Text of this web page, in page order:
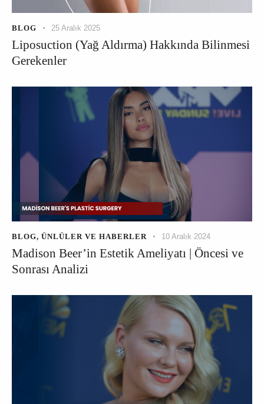
BLOG 25 Aralık 2025
Liposuction (Yağ Aldırma) Hakkında Bilinmesi
Gerekenler
BLOG, ÜNLÜLER VE HABERLER 10 Aralık 2024
Madison Beer’in Estetik Ameliyatı | Öncesi ve
Sonrası Analizi